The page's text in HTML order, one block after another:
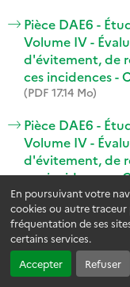
En poursuivant votre
cookies ou autre traceur
fréquentation de ses
certains services.
Accepter
Refuser
Pièce DAE6 -
Volume IV -
d'évitement, de
ces incidences -
(PDF 17.14 Mo)
Pièce DAE6 -
Volume IV -
d'évitement, de
ces incidences -
(PDF 31.54 Mo)
Pièce DAE6 -
Volume IV -
d'évitement, de
ces incidences -